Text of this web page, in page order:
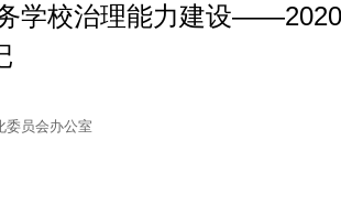
学校治理能力建设
委员会办公室